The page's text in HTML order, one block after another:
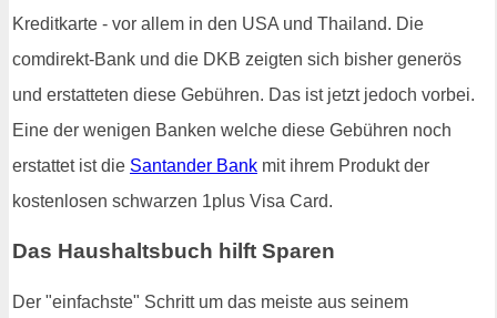
Kreditkarte - vor allem in den USA und Thailand. Die
comdirekt-Bank und die DKB zeigten sich bisher generös
und erstatteten diese Gebühren. Das ist jetzt jedoch vorbei.
Eine der wenigen Banken welche diese Gebühren noch
erstattet ist die Santander Bank mit ihrem Produkt der
kostenlosen schwarzen 1plus Visa Card.
Das Haushaltsbuch hilft Sparen
Der "einfachste" Schritt um das meiste aus seinem